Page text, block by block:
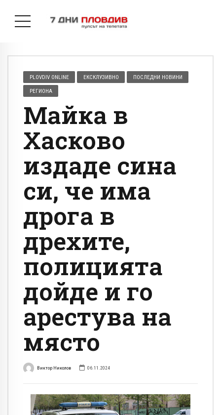
PLOVDIV ONLINE ЕКСКЛУЗИВНО ПОСЛЕДНИ НОВИНИ
РЕГИОНА
Майка в
Хасково
издаде сина
си, че има
дрога в
дрехите,
полицията
дойде и го
арестува на
място
Виктор Николов 06.11.2024